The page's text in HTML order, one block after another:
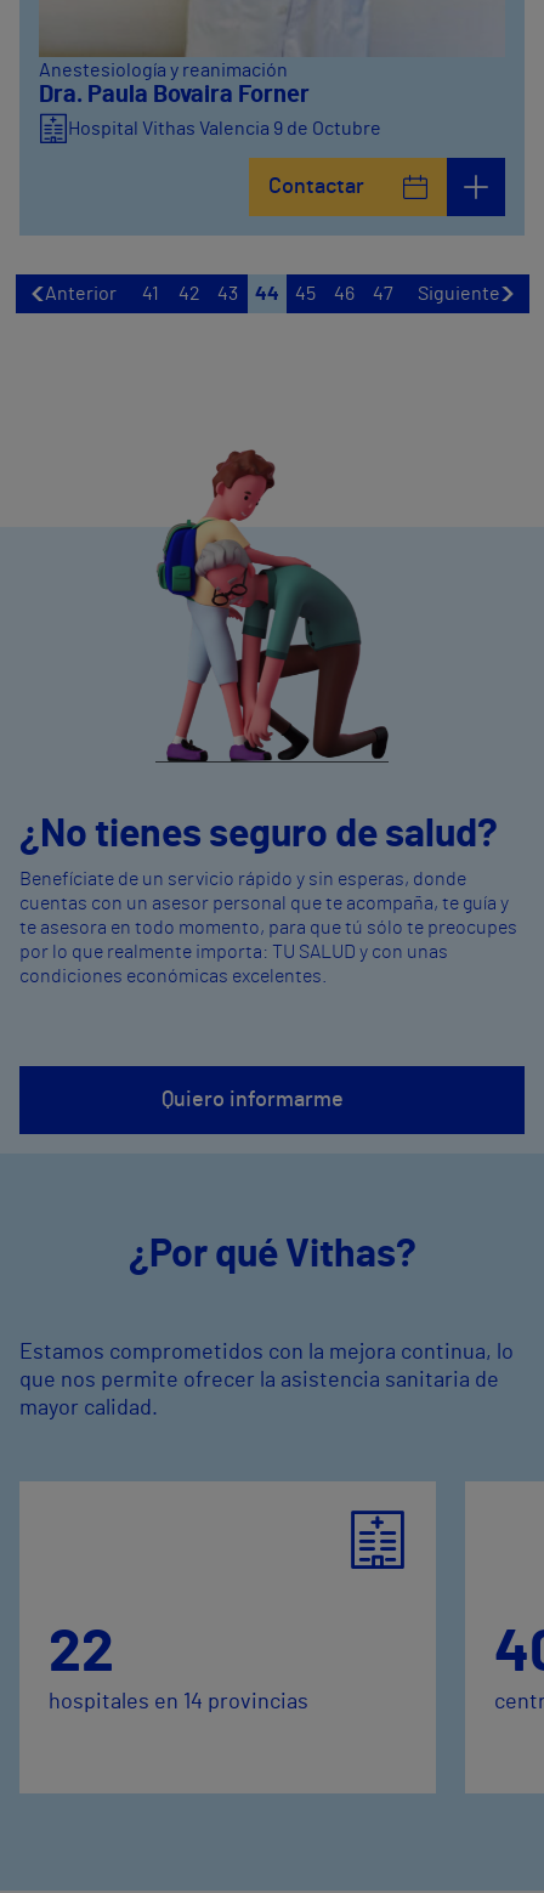
Anestesiología y reanimación
Dra. Paula Bovaira Forner
Hospital Vithas Valencia 9 de Octubre
Contactar
Anterior 41 42 43 44 45 46 47 Siguiente
¿No tienes seguro de salud?
Benefíciate de un servicio rápido y sin esperas, donde
cuentas con un asesor personal que te acompaña, te guía y
te asesora en todo momento, para que tú sólo te preocupes
por lo que realmente importa: TU SALUD y con unas
condiciones económicas excelentes.
Quiero informarme
¿Por qué Vithas?
Estamos comprometidos con la mejora continua, lo
que nos permite ofrecer la asistencia sanitaria de
mayor calidad.
22
hospitales en 14 provincias